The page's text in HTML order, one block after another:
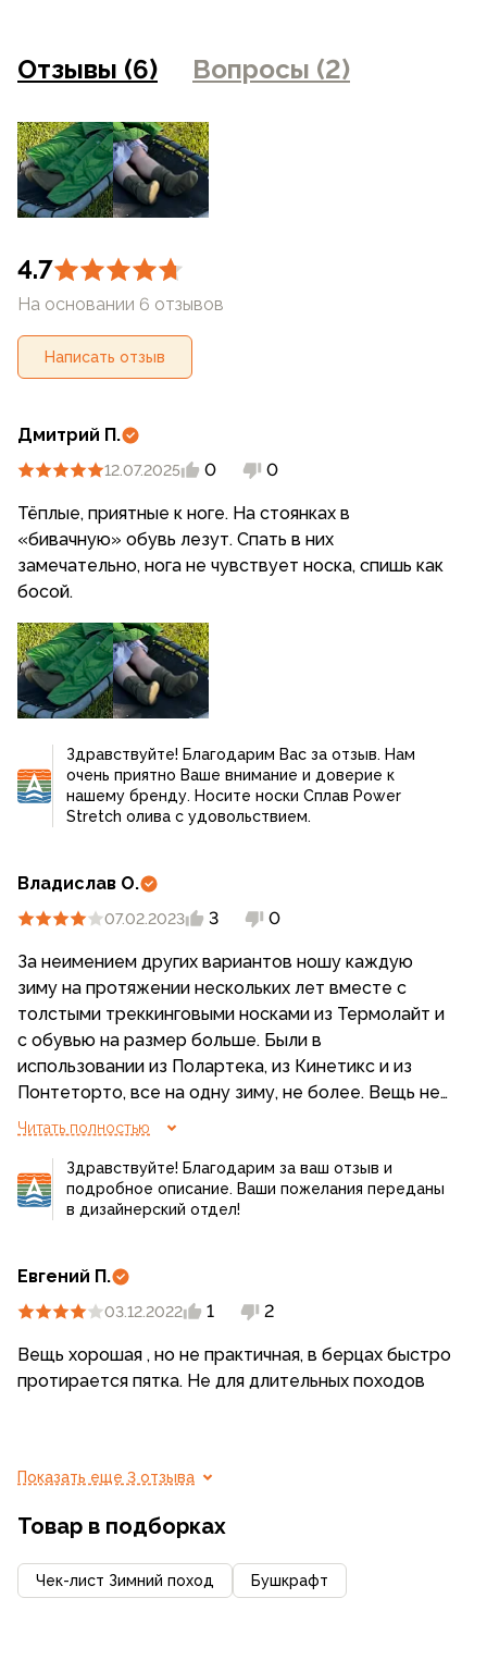
магазинах
Отзывы (6) Вопросы (2)
4.7
На основании 6 отзывов
Написать отзыв
Дмитрий П.
12.07.2025 0 0
Тёплые, приятные к ноге. На стоянках в
«бивачную» обувь лезут. Спать в них
замечательно, нога не чувствует носка, спишь как
босой.
Здравствуйте! Благодарим Вас за отзыв. Нам
очень приятно Ваше внимание и доверие к
нашему бренду. Носите носки Сплав Power
Stretch олива с удовольствием.
Владислав О.
07.02.2023 3 0
За неимением других вариантов ношу каждую
зиму на протяжении нескольких лет вместе с
толстыми треккинговыми носками из Термолайт и
с обувью на размер больше. Были в
использовании из Полартека, из Кинетикс и из
Понтеторто, все на одну зиму, не более. Вещь не
для ношения с обувью, понимаю, но оказывается,
видеть в ассортименте компании хоть чуть более
износостойкую модификацию, скажем обшитую
тонкой эластичной нейлоновой тканью, как на
тоже есть разные(все, кроме синего, как понял),
выбор у покупателя будет) Пусть и цена
повыситься, может даже значительно, но носки,
возможно, перестанут быть небюджетным
расходником)
Читать полностью
Здравствуйте! Благодарим за ваш отзыв и
подробное описание. Ваши пожелания переданы
в дизайнерский отдел!
Евгений П.
03.12.2022 1 2
Вещь хорошая , но не практичная, в берцах быстро
Показать еще 3 отзыва
Товар в подборках
Чек-лист Зимний поход Бушкрафт